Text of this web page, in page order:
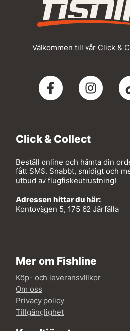
Välkommen till vår Click &
Click & Collect
Beställ online och hämta din
fått SMS. Snabbt, smidigt och
utbud av flugfiskeutrustning!
Adressen hittar du här:
Kontovägen 5, 175 62 Järfälla
Mer om Fishline
Köp- och leveransvillkor
Om oss
Privacy policy
Tillgänglighet